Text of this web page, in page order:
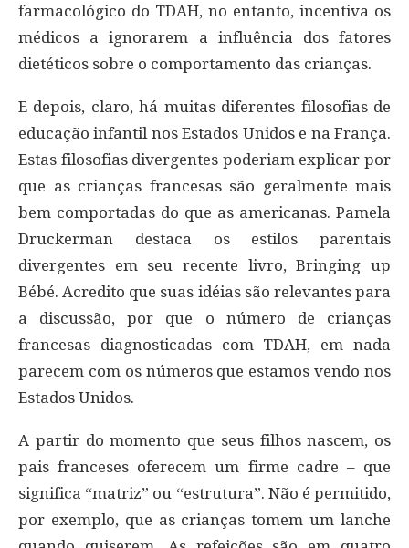
farmacológico do TDAH, no entanto, incentiva os
médicos a ignorarem a influência dos fatores
dietéticos sobre o comportamento das crianças.
E depois, claro, há muitas diferentes filosofias de
educação infantil nos Estados Unidos e na França.
Estas filosofias divergentes poderiam explicar por
que as crianças francesas são geralmente mais
bem comportadas do que as americanas. Pamela
Druckerman destaca os estilos parentais
divergentes em seu recente livro, Bringing up
Bébé. Acredito que suas idéias são relevantes para
a discussão, por que o número de crianças
francesas diagnosticadas com TDAH, em nada
parecem com os números que estamos vendo nos
Estados Unidos.
A partir do momento que seus filhos nascem, os
pais franceses oferecem um firme cadre – que
significa “matriz” ou “estrutura”. Não é permitido,
por exemplo, que as crianças tomem um lanche